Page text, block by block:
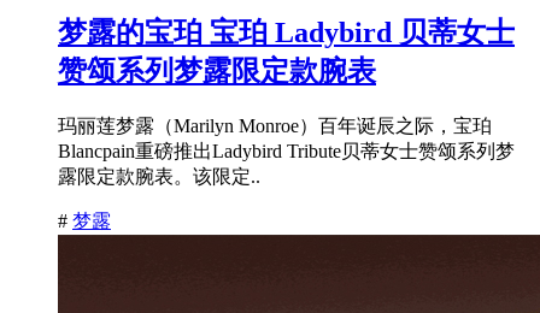
梦露的宝珀 宝珀 Ladybird 贝蒂女士
赞颂系列梦露限定款腕表
玛丽莲梦露（Marilyn Monroe）百年诞辰之际，宝珀
Blancpain重磅推出Ladybird Tribute贝蒂女士赞颂系列梦
露限定款腕表。该限定..
# 梦露